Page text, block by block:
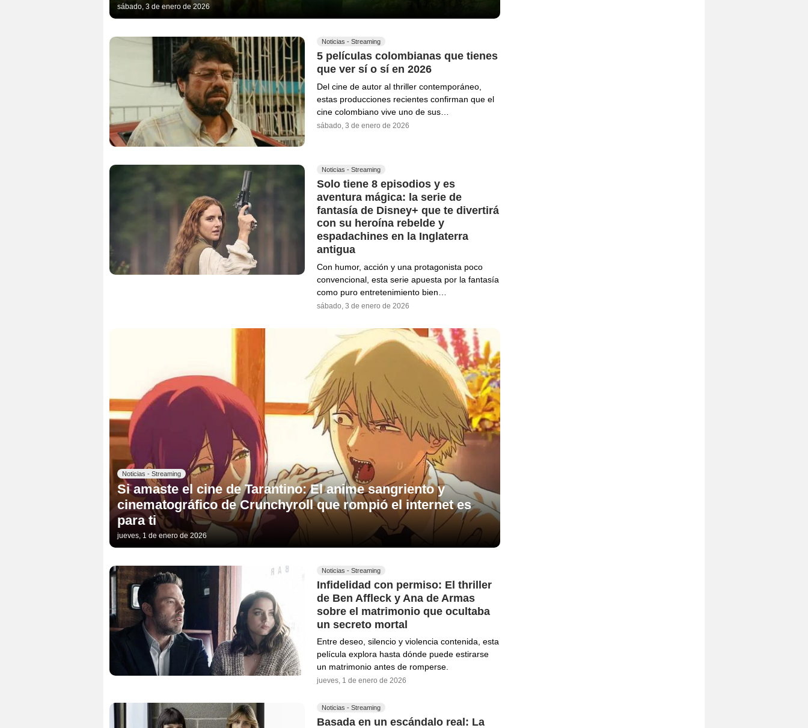
sábado, 3 de enero de 2026
Noticias - Streaming
5 películas colombianas que tienes
que ver sí o sí en 2026
Del cine de autor al thriller contemporáneo,
estas producciones recientes confirman que el
cine colombiano vive uno de sus…
sábado, 3 de enero de 2026
Noticias - Streaming
Solo tiene 8 episodios y es
aventura mágica: la serie de
fantasía de Disney+ que te divertirá
con su heroína rebelde y
espadachines en la Inglaterra
antigua
Con humor, acción y una protagonista poco
convencional, esta serie apuesta por la fantasía
como puro entretenimiento bien…
sábado, 3 de enero de 2026
Noticias - Streaming
Si amaste el cine de Tarantino: El anime sangriento y
cinematográfico de Crunchyroll que rompió el internet es
para ti
jueves, 1 de enero de 2026
Noticias - Streaming
Infidelidad con permiso: El thriller
de Ben Affleck y Ana de Armas
sobre el matrimonio que ocultaba
un secreto mortal
Entre deseo, silencio y violencia contenida, esta
película explora hasta dónde puede estirarse
un matrimonio antes de romperse.
jueves, 1 de enero de 2026
Noticias - Streaming
Basada en un escándalo real: La